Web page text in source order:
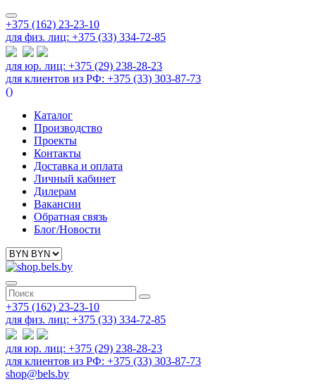
+375 (162) 23-23-10
для физ. лиц: +375 (33) 334-72-85
для юр. лиц: +375 (29) 238-28-23
для клиентов из РФ: +375 (33) 303-87-73
()
Каталог
Производство
Проекты
Контакты
Доставка и оплата
Личный кабинет
Дилерам
Вакансии
Обратная связь
Блог/Новости
+375 (162) 23-23-10
для физ. лиц: +375 (33) 334-72-85
для юр. лиц: +375 (29) 238-28-23
для клиентов из РФ: +375 (33) 303-87-73
shop@bels.by